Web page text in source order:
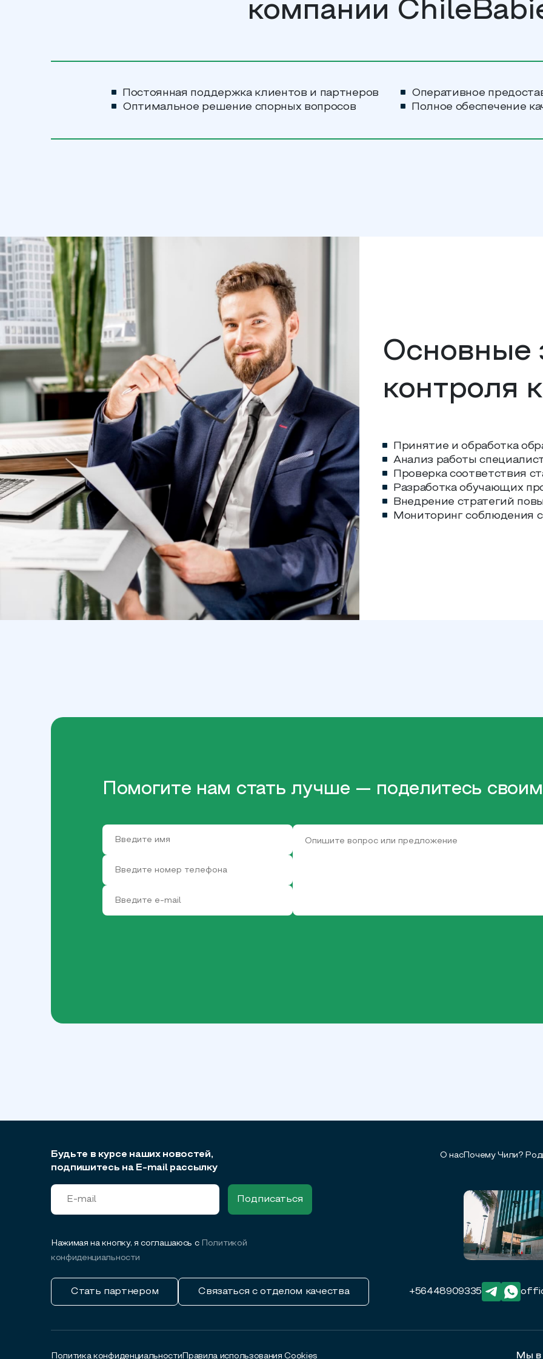
компании
Постоянная поддержка клиентов и партнеров
Оперативное
Оптимальное решение спорных вопросов
Полное обеспечение
Основные
контроля
Принятие и обработка
Анализ работы
Проверка соответствия
Разработка обучающих
Внедрение стратегий
Мониторинг соблюдения
Помогите нам стать лучше — поделитесь
О насПочему Чили?
Будьте в курсе наших новостей,
подпишитесь на E-mail рассылку
Нажимая на кнопку, я соглашаюсь с
Политикой
конфиденциальности
+56448909335
Стать партнером Связаться с отделом качества
Политика конфиденциальности Правила использования Cookies Мы в